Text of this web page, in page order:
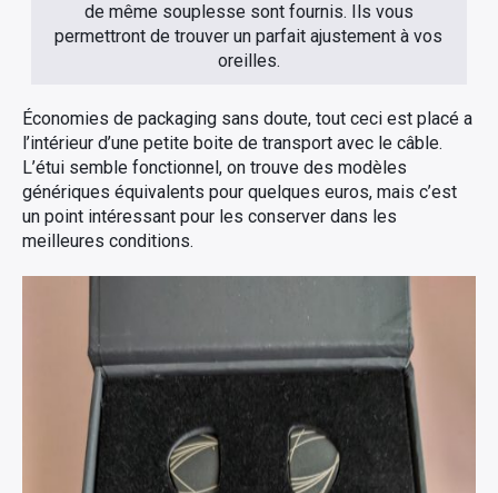
de même souplesse sont fournis. Ils vous
permettront de trouver un parfait ajustement à vos
oreilles.
Économies de packaging sans doute, tout ceci est placé a
l’intérieur d’une petite boite de transport avec le câble.
L’étui semble fonctionnel, on trouve des modèles
génériques équivalents pour quelques euros, mais c’est
un point intéressant pour les conserver dans les
meilleures conditions.